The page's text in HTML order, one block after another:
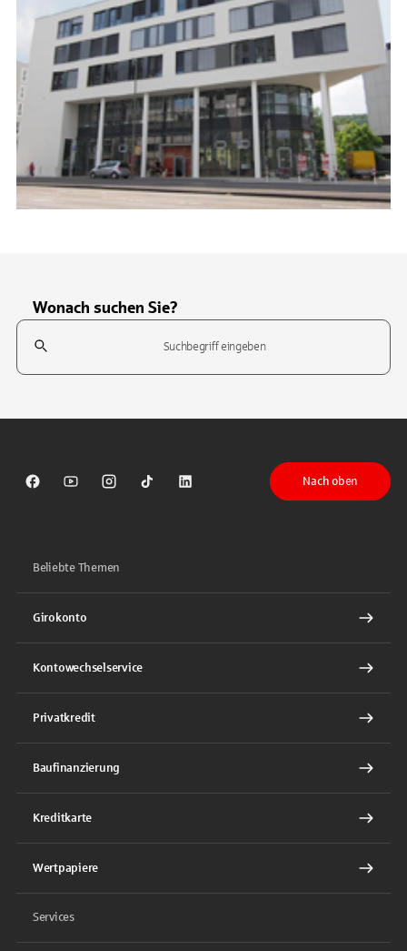
Wonach suchen Sie?
Suchfeld
Sparkasse auf Facebook
Sparkasse auf Youtube
Sparkasse auf Instagram
Sparkasse auf TikTok
Sparkasse auf LinkedIn
Nach oben
Beliebte Themen
Girokonto
Kontowechselservice
Privatkredit
Baufinanzierung
Kreditkarte
Wertpapiere
Services